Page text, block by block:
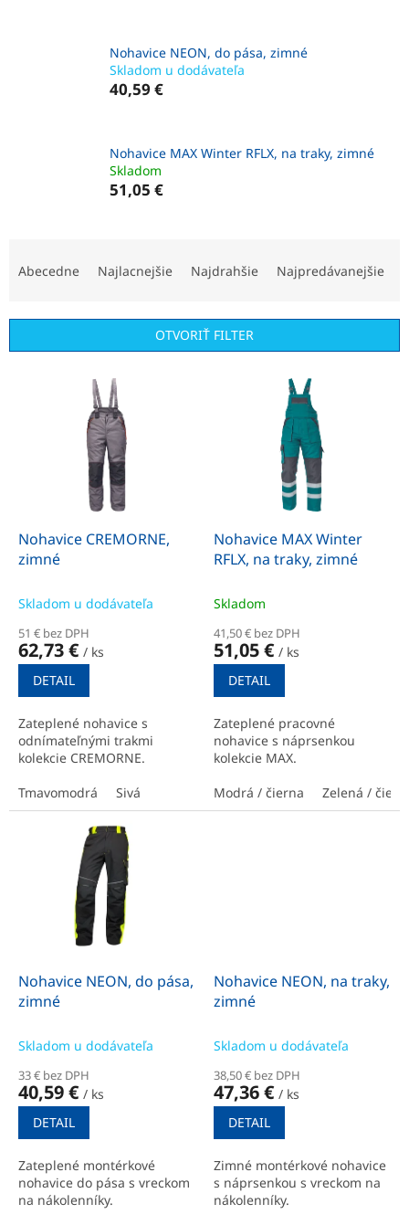
Nohavice NEON, do pása, zimné
Skladom u dodávateľa
40,59 €
Nohavice MAX Winter RFLX, na traky, zimné
Skladom
51,05 €
i
Abecedne Najlacnejšie Najdrahšie Najpredávanejšie
OTVORIŤ FILTER
u
Nohavice CREMORNE,
zimné
Skladom u dodávateľa
51 € bez DPH
62,73 € / ks
DETAIL
Zateplené nohavice s
odnímateľnými trakmi
kolekcie CREMORNE.
Tmavomodrá
Sivá
Nohavice MAX Winter
RFLX, na traky, zimné
Skladom
41,50 € bez DPH
51,05 € / ks
DETAIL
Zateplené pracovné
nohavice s náprsenkou
kolekcie MAX.
Modrá / čierna
Zelená /
Nohavice NEON, do pása,
zimné
Skladom u dodávateľa
33 € bez DPH
40,59 € / ks
DETAIL
Zateplené montérkové
nohavice do pása s vreckom
na nákolenníky.
Nohavice NEON, na traky,
zimné
Skladom u dodávateľa
38,50 € bez DPH
47,36 € / ks
DETAIL
Zimné montérkové nohavice
s náprsenkou s vreckom na
nákolenníky.